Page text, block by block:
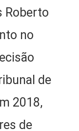
Roberto
no
de
2018,
de